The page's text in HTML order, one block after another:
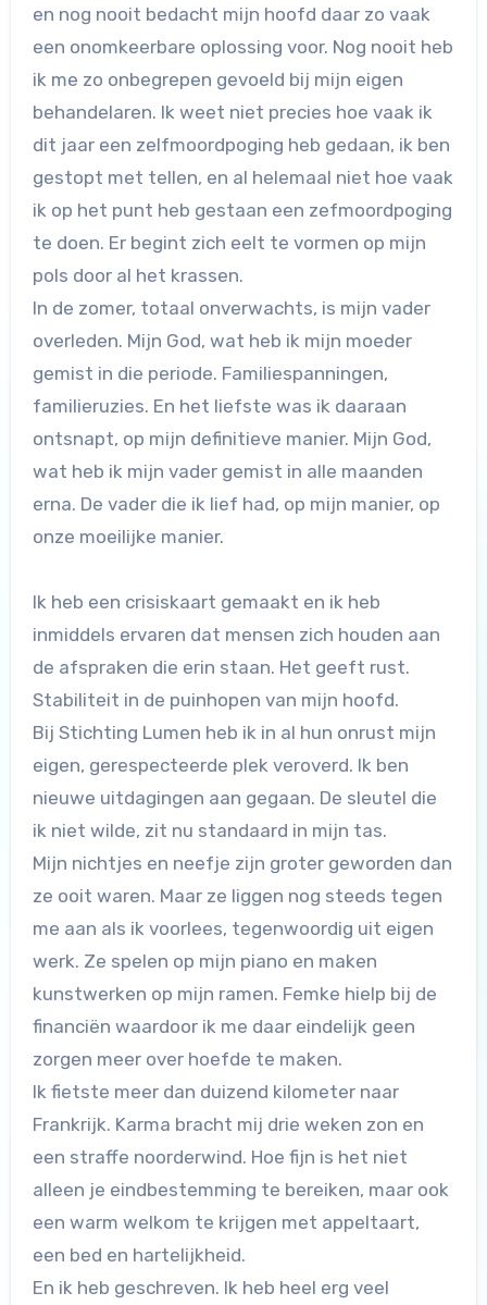
en nog nooit bedacht mijn hoofd daar zo vaak
een onomkeerbare oplossing voor. Nog nooit heb
ik me zo onbegrepen gevoeld bij mijn eigen
behandelaren. Ik weet niet precies hoe vaak ik
dit jaar een zelfmoordpoging heb gedaan, ik ben
gestopt met tellen, en al helemaal niet hoe vaak
ik op het punt heb gestaan een zefmoordpoging
te doen. Er begint zich eelt te vormen op mijn
pols door al het krassen.
In de zomer, totaal onverwachts, is mijn vader
overleden. Mijn God, wat heb ik mijn moeder
gemist in die periode. Familiespanningen,
familieruzies. En het liefste was ik daaraan
ontsnapt, op mijn definitieve manier. Mijn God,
wat heb ik mijn vader gemist in alle maanden
erna. De vader die ik lief had, op mijn manier, op
onze moeilijke manier.
Ik heb een crisiskaart gemaakt en ik heb
inmiddels ervaren dat mensen zich houden aan
de afspraken die erin staan. Het geeft rust.
Stabiliteit in de puinhopen van mijn hoofd.
Bij Stichting Lumen heb ik in al hun onrust mijn
eigen, gerespecteerde plek veroverd. Ik ben
nieuwe uitdagingen aan gegaan. De sleutel die
ik niet wilde, zit nu standaard in mijn tas.
Mijn nichtjes en neefje zijn groter geworden dan
ze ooit waren. Maar ze liggen nog steeds tegen
me aan als ik voorlees, tegenwoordig uit eigen
werk. Ze spelen op mijn piano en maken
kunstwerken op mijn ramen. Femke hielp bij de
financiën waardoor ik me daar eindelijk geen
zorgen meer over hoefde te maken.
Ik fietste meer dan duizend kilometer naar
Frankrijk. Karma bracht mij drie weken zon en
een straffe noorderwind. Hoe fijn is het niet
alleen je eindbestemming te bereiken, maar ook
een warm welkom te krijgen met appeltaart,
een bed en hartelijkheid.
En ik heb geschreven. Ik heb heel erg veel